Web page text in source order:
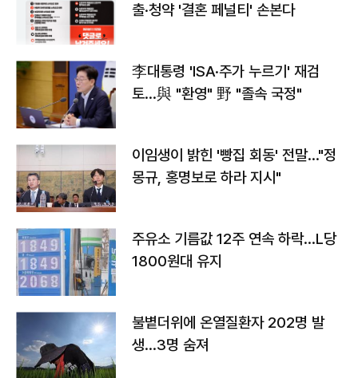
출·청약 '결혼 페널티' 손본다
李대통령 'ISA·주가 누르기' 재검
토…與 "환영" 野 "졸속 국정"
이임생이 밝힌 '빵집 회동' 전말…"정
몽규, 홍명보로 하라 지시"
주유소 기름값 12주 연속 하락…L당
1800원대 유지
불볕더위에 온열질환자 202명 발
생…3명 숨져